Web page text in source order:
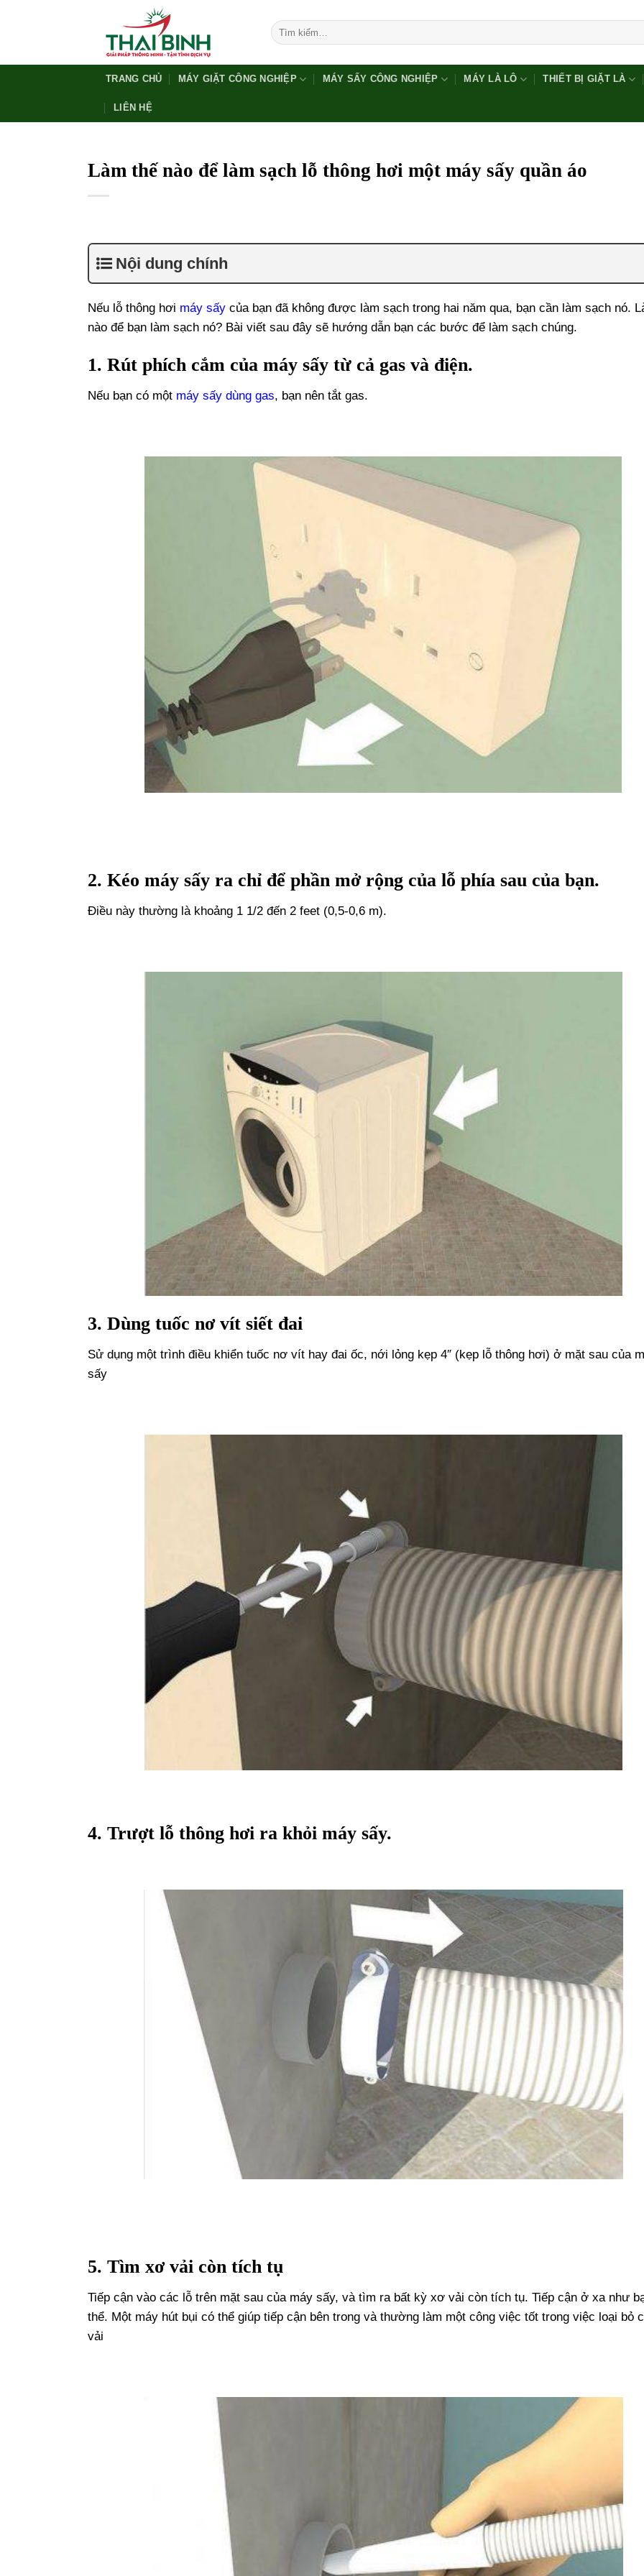
dung
Tìm
kiếm:
TRANG CHỦ MÁY GIẶT CÔNG NGHIỆP MÁY SẤY CÔNG NGHIỆP MÁY LÀ LÔ THIẾT BỊ GIẶT LÀ
LIÊN HỆ
Làm thế nào để làm sạch lỗ thông hơi một máy sấy quần áo
Nội dung chính
Nếu lỗ thông hơi máy sấy của bạn đã không được làm sạch trong hai năm qua, bạn cần làm sạch nó.
nào để bạn làm sạch nó? Bài viết sau đây sẽ hướng dẫn bạn các bước để làm sạch chúng.
1. Rút phích cắm của máy sấy từ cả gas và điện.
Nếu bạn có một máy sấy dùng gas, bạn nên tắt gas.
2. Kéo máy sấy ra chỉ để phần mở rộng của lỗ phía sau của bạn.
Điều này thường là khoảng 1 1/2 đến 2 feet (0,5-0,6 m).
3. Dùng tuốc nơ vít siết đai
Sử dụng một trình điều khiển tuốc nơ vít hay đai ốc, nới lỏng kẹp 4″ (kẹp lỗ thông hơi) ở mặt sau của
sấy
4. Trượt lỗ thông hơi ra khỏi máy sấy.
5. Tìm xơ vải còn tích tụ
Tiếp cận vào các lỗ trên mặt sau của máy sấy, và tìm ra bất kỳ xơ vải còn tích tụ. Tiếp cận ở xa như
thể. Một máy hút bụi có thể giúp tiếp cận bên trong và thường làm một công việc tốt trong việc loại bỏ
vải